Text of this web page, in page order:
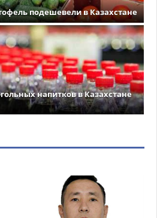
подешевели в Казахстане
напитков в Казахстане